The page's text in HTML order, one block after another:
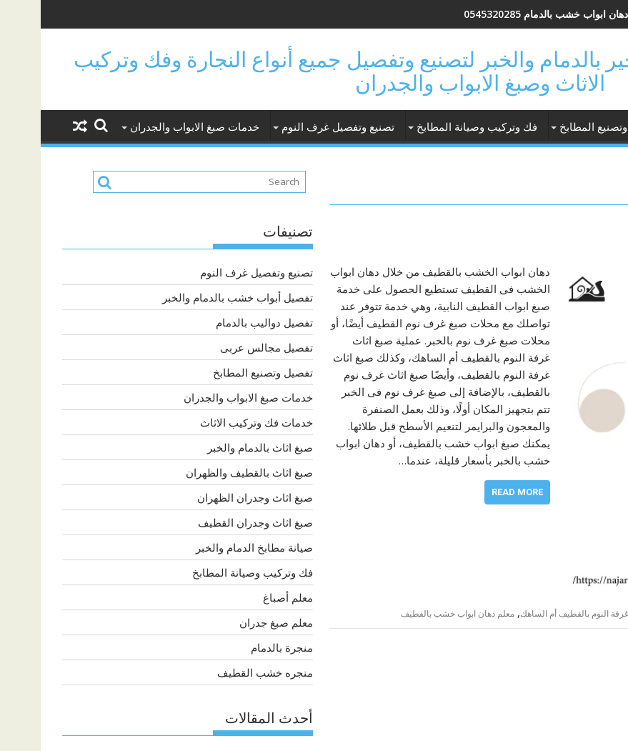
ابواب خشب بالدمام 0545320285
فتحة خير بالدمام والخبر لتصنيع وتفصيل جميع أنواع النجارة وفك وتركيب
الاثاث وصبغ الابواب والجدران
المطابخ فك وتركيب وصيانة المطابخ تصنيع وتفصيل غرف النوم خدمات صبغ الابواب والجدران
دهان ابواب الخشب بالقطيف من خلال دهان ابواب
الخشب فى القطيف تستطيع الحصول على خدمة
صبغ ابواب القطيف النابية، وهي خدمة تتوفر عند
تواصلك مع محلات صبغ غرف نوم القطيف أيضًا، أو
محلات صبغ غرف نوم بالخبر. عملية صبغ اثاث
غرفة النوم بالقطيف أم الساهك، وكذلك صبغ اثاث
غرفة النوم بالقطيف، وأيضًا صبغ اثاث غرف نوم
بالقطيف، بالإضافة إلى صبغ غرف نوم فى الخبر
تتم بتجهيز المكان أولًا، وذلك بعمل الصنفرة
والمعجون والبرايمر لتنعيم الأسطح قبل طلائها.
يمكنك صبغ ابواب خشب بالقطيف، أو دهان ابواب
خشب بالخبر بأسعار قليلة، عندما…
READ MORE
النوم بالقطيف أم الساهك, معلم دهان ابواب خشب بالقطيف
تصنيفات
تصنيع وتفصيل غرف النوم
تفصيل أبواب خشب بالدمام والخبر
تفصيل دواليب بالدمام
تفصيل مجالس عربى
تفصيل وتصنيع المطابخ
خدمات صبغ الابواب والجدران
خدمات فك وتركيب الاثاث
صبغ اثاث بالدمام والخبر
صبغ اثاث بالقطيف والظهران
صبغ اثاث وجدران الظهران
صبغ اثاث وجدران القطيف
صيانة مطابخ الدمام والخبر
فك وتركيب وصيانة المطابخ
معلم أصباغ
معلم صبغ جدران
منجرة بالدمام
منجره خشب القطيف
أحدث المقالات